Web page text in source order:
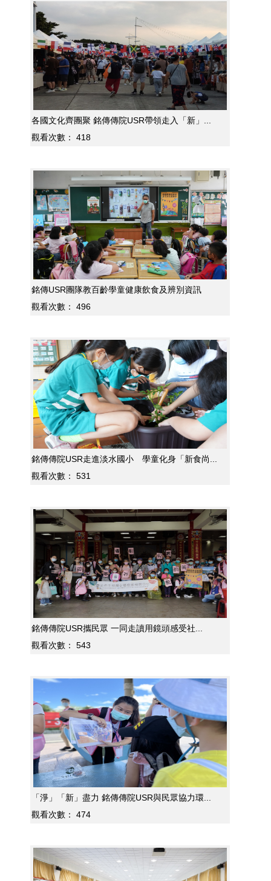
各國文化齊團聚 銘傳傳院USR帶領走入「新」...
觀看次數：
418
銘傳USR團隊教百齡學童健康飲食及辨別資訊
觀看次數：
496
銘傳傳院USR走進淡水國小 學童化身「新食尚...
觀看次數：
531
銘傳傳院USR攜民眾 一同走讀用鏡頭感受社...
觀看次數：
543
「淨」「新」盡力 銘傳傳院USR與民眾協力環...
觀看次數：
474